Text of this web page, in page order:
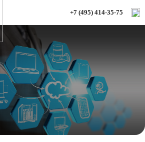
+7 (495) 414-35-75